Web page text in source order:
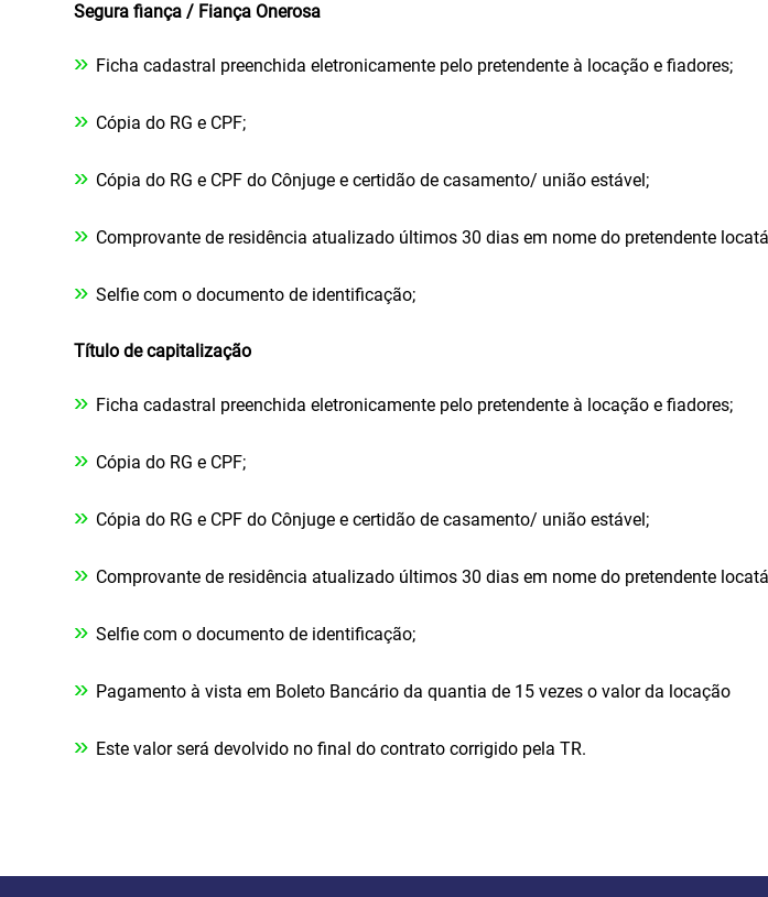
Segura fiança / Fiança Onerosa
» Ficha cadastral preenchida eletronicamente pelo pretendente à locação e fiadores;
» Cópia do RG e CPF;
» Cópia do RG e CPF do Cônjuge e certidão de casamento/ união estável;
» Comprovante de residência atualizado últimos 30 dias em nome do pretendente
» Selfie com o documento de identificação;
Título de capitalização
» Ficha cadastral preenchida eletronicamente pelo pretendente à locação e fiadores;
» Cópia do RG e CPF;
» Cópia do RG e CPF do Cônjuge e certidão de casamento/ união estável;
» Comprovante de residência atualizado últimos 30 dias em nome do pretendente
» Selfie com o documento de identificação;
» Pagamento à vista em Boleto Bancário da quantia de 15 vezes o valor da locação
» Este valor será devolvido no final do contrato corrigido pela TR.